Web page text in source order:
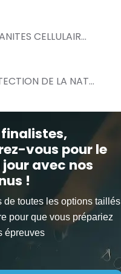
CELLULAIR...
DE LA NAT...
vous pour le
avec nos
!
de toutes les options taillés
pour que vous prépariez
épreuves